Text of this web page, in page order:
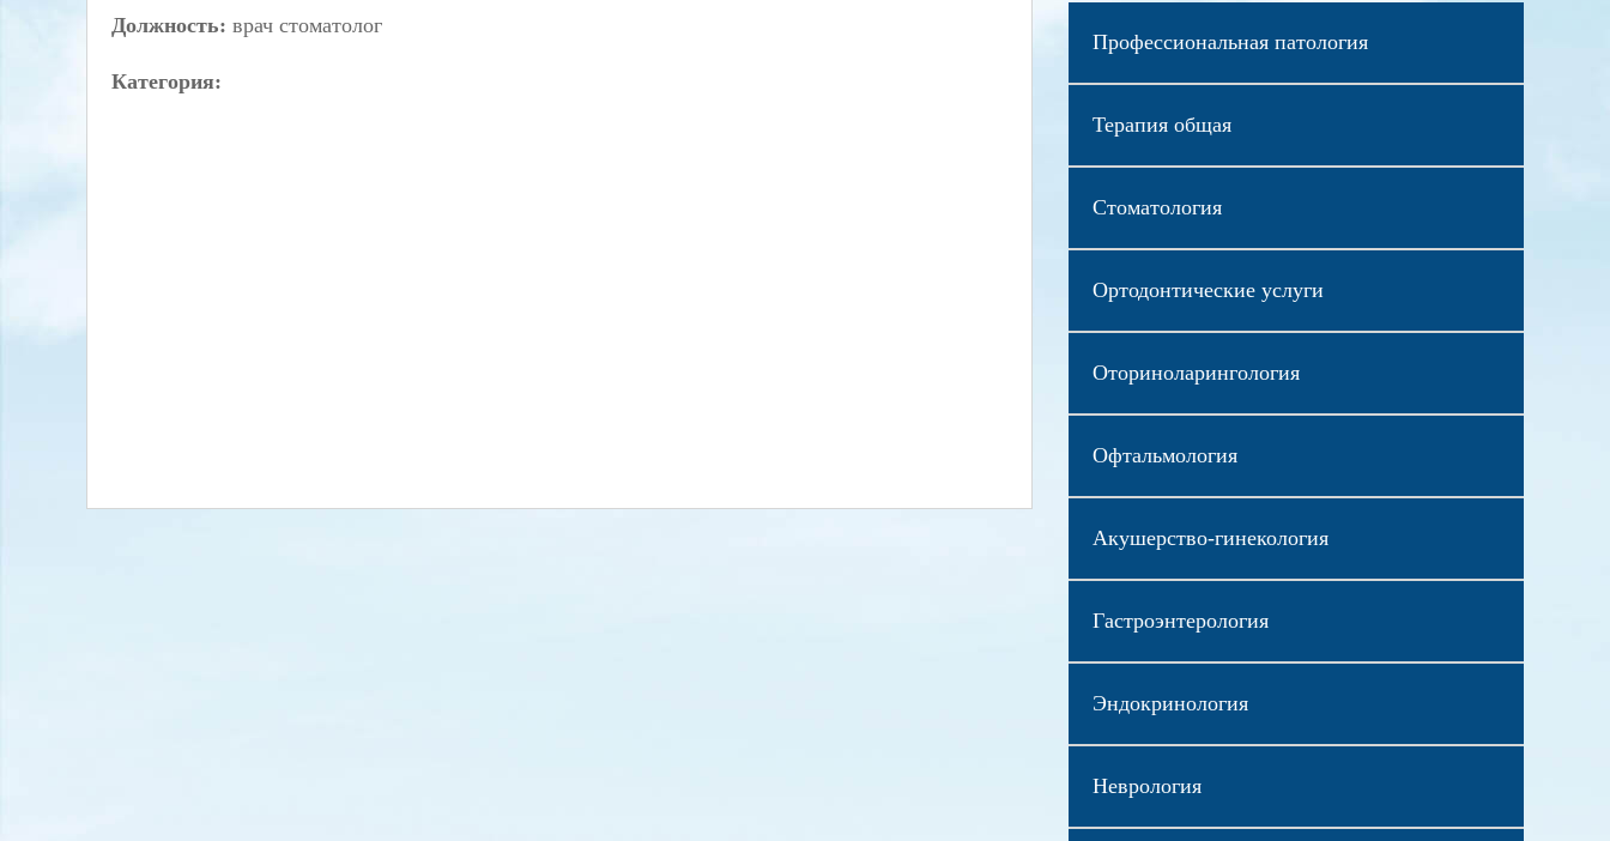
Должность: врач стоматолог
Категория:
Профессиональная патология
Терапия общая
Стоматология
Ортодонтические услуги
Оториноларингология
Офтальмология
Акушерство-гинекология
Гастроэнтерология
Эндокринология
Неврология